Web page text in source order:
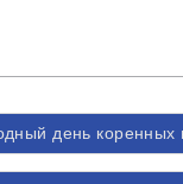
день коренных